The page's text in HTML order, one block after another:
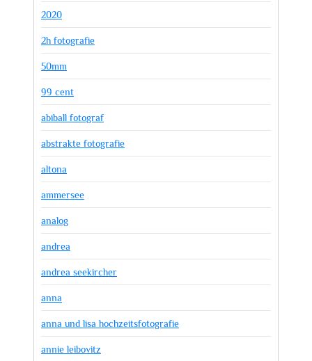
2020
2h fotografie
50mm
99 cent
abiball fotograf
abstrakte fotografie
altona
ammersee
analog
andrea
andrea seekircher
anna
anna und lisa hochzeitsfotografie
annie leibovitz